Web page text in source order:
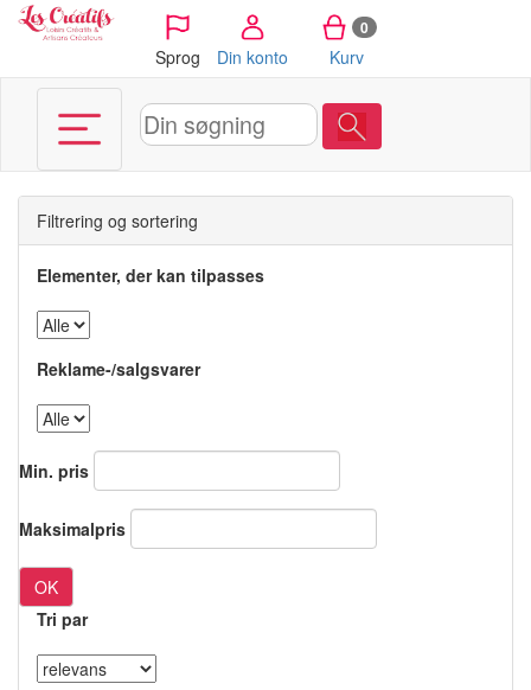
Sprog Din konto
0
Kurv
Filtrering og sortering
Elementer, der kan tilpasses
Reklame-/salgsvarer
Min. pris
Maksimalpris
OK
Tri par
CCookie-styringspanel